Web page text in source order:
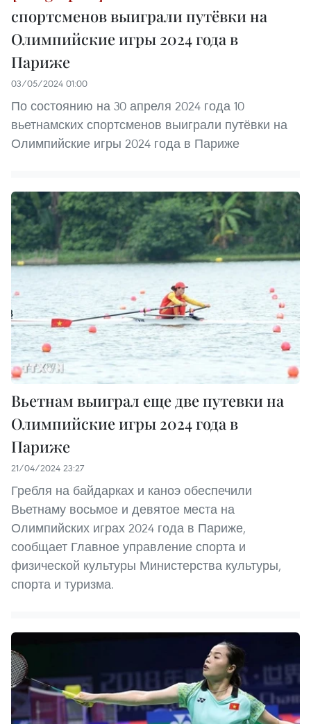
спортсменов выиграли путёвки на
Олимпийские игры 2024 года в
Париже
03/05/2024 01:00
По состоянию на 30 апреля 2024 года 10
вьетнамских спортсменов выиграли путёвки на
Олимпийские игры 2024 года в Париже
Вьетнам выиграл еще две путевки на
Олимпийские игры 2024 года в
Париже
21/04/2024 23:27
Гребля на байдарках и каноэ обеспечили
Вьетнаму восьмое и девятое места на
Олимпийских играх 2024 года в Париже,
сообщает Главное управление спорта и
физической культуры Министерства культуры,
спорта и туризма.